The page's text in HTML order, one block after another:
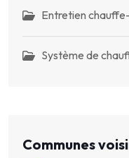
Entretien
Système de
Communes